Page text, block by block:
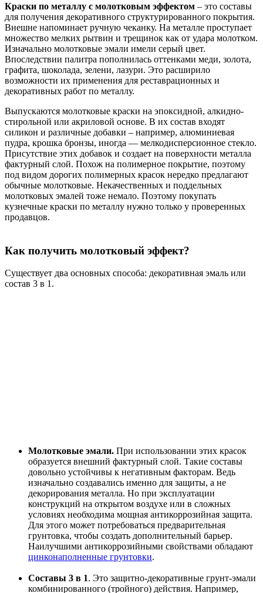
Краски по металлу с молотковым эффектом – это составы
для получения декоративного структурированного покрытия.
Внешне напоминает ручную чеканку. На металле проступает
множество мелких рытвин и трещинок как от удара молотком.
Изначально молотковые эмали имели серый цвет.
Впоследствии палитра пополнилась оттенками меди, золота,
графита, шоколада, зелени, лазури. Это расширило
возможности их применения для реставрационных и
декоративных работ по металлу.
Выпускаются молотковые краски на эпоксидной, алкидно-
стирольной или акриловой основе. В их состав входят
силикон и различные добавки – например, алюминиевая
пудра, крошка бронзы, иногда — мелкодисперсионное стекло.
Присутствие этих добавок и создает на поверхности металла
фактурный слой. Похож на полимерное покрытие, поэтому
под видом дорогих полимерных красок нередко предлагают
обычные молотковые. Некачественных и поддельных
молотковых эмалей тоже немало. Поэтому покупать
кузнечные краски по металлу нужно только у проверенных
продавцов.
Как получить молотковый эффект?
Существует два основных способа: декоративная эмаль или
состав 3 в 1.
Молотковые эмали. При использовании этих красок
образуется внешний фактурный слой. Такие составы
довольно устойчивы к негативным факторам. Ведь
изначально создавались именно для защиты, а не
декорирования металла. Но при эксплуатации
конструкций на открытом воздухе или в сложных
условиях необходима мощная антикоррозийная защита.
Для этого может потребоваться предварительная
грунтовка, чтобы создать дополнительный барьер.
Наилучшими антикоррозийными свойствами обладают
цинконаполненные грунтовки.
Составы 3 в 1. Это защитно-декоративные грунт-эмали
комбинированного (тройного) действия. Например,